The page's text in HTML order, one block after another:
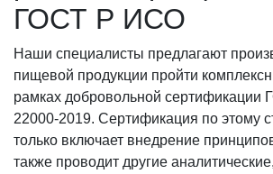
ГОСТ Р ИСО
Наши специалисты предлагают
пищевой продукции пройти
рамках добровольной
22000-2019. Сертификация по этому
только включает внедрение
также проводит другие